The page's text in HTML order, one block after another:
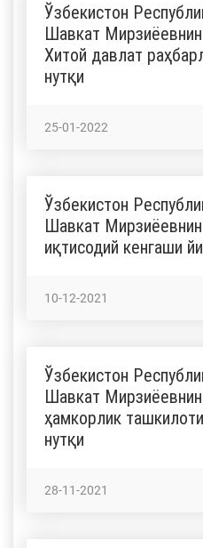
Ўзбекистон
Шавкат
Хитой давлат
нутқи
25-01-2022
Ўзбекистон
Шавкат
иқтисодий кенгаши
10-12-2021
Ўзбекистон
Шавкат
ҳамкорлик
нутқи
28-11-2021